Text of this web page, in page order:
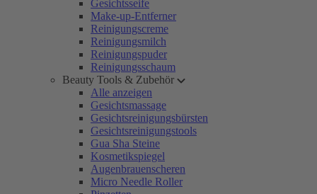
Gesichtsseife
Make-up-Entferner
Reinigungscreme
Reinigungsmilch
Reinigungspuder
Reinigungsschaum
Beauty Tools & Zubehör
Alle anzeigen
Gesichtsmassage
Gesichtsreinigungsbürsten
Gesichtsreinigungstools
Gua Sha Steine
Kosmetikspiegel
Augenbrauenscheren
Micro Needle Roller